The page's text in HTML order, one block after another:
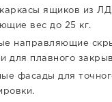
ящиков из
вес до 25 кг.
направляющие
для плавного
фасады для